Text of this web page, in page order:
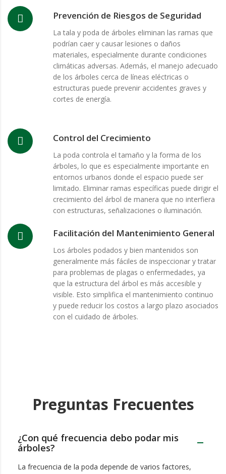
Prevención de Riesgos de Seguridad
La tala y poda de árboles eliminan las ramas que
podrían caer y causar lesiones o daños
materiales, especialmente durante condiciones
climáticas adversas. Además, el manejo adecuado
de los árboles cerca de líneas eléctricas o
estructuras puede prevenir accidentes graves y
cortes de energía.
Control del Crecimiento
La poda controla el tamaño y la forma de los
árboles, lo que es especialmente importante en
entornos urbanos donde el espacio puede ser
limitado. Eliminar ramas específicas puede dirigir el
crecimiento del árbol de manera que no interfiera
con estructuras, señalizaciones o iluminación.
Facilitación del Mantenimiento General
Los árboles podados y bien mantenidos son
generalmente más fáciles de inspeccionar y tratar
para problemas de plagas o enfermedades, ya
que la estructura del árbol es más accesible y
visible. Esto simplifica el mantenimiento continuo
y puede reducir los costos a largo plazo asociados
con el cuidado de árboles.
Preguntas Frecuentes
¿Con qué frecuencia debo podar mis
árboles?
La frecuencia de la poda depende de varios factores,